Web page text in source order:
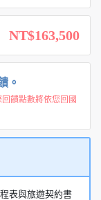
NT$163,500
。
饋點數將依您回國
表與旅遊契約書